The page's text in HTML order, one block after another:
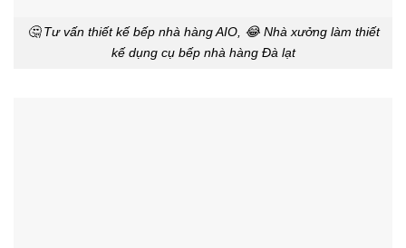
🤔 Tư vấn thiết kế bếp nhà hàng AIO, 😂 Nhà xưởng làm thiết
kế dụng cụ bếp nhà hàng Đà lạt